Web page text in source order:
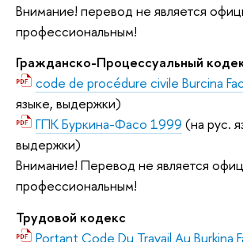
Внимание! перевод не является
профессиональным!
Гражданско-Процессуальный
code de procédure civile Burcina
языке, выдержки)
ГПК Буркина-Фасо 1999 (на рус.
выдержки)
Внимание! Перевод не является
профессиональным!
Трудовой кодекс
Portant Code Du Travail Au Burkina